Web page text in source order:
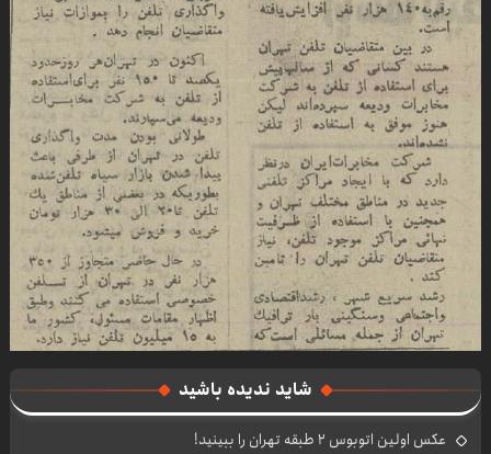
شاید ندیده باشید
عکس اولین اتوبوس ۲ طبقه تهران را ببینید!